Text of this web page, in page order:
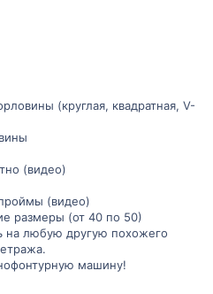
(круглая, квадратная, V-
(видео)
(видео)
размеры (от 40 по 50)
на любую другую похожего
машину!